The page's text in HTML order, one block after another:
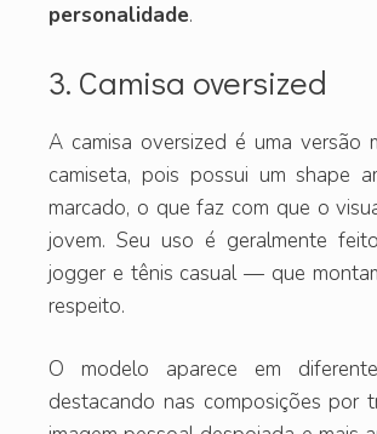
personalidade.
3. Camisa oversized
A camisa oversized é uma versão
camiseta, pois possui um shape
marcado, o que faz com que o
jovem. Seu uso é geralmente
jogger e tênis casual — que
respeito.
O modelo aparece em
destacando nas composições por